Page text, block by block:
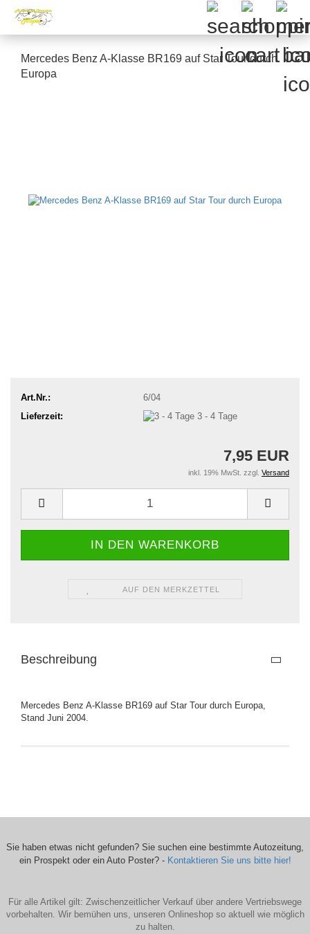
Mercedes Benz A-Klasse BR169 auf Star Tour durch
Europa
Art.Nr.:
6/04
Lieferzeit:
3 - 4 Tage
7,95 EUR
inkl. 19% MwSt. zzgl. Versand
AUF DEN MERKZETTEL
Beschreibung
Mercedes Benz A-Klasse BR169 auf Star Tour durch Europa,
Stand Juni 2004.
Sie haben etwas nicht gefunden? Sie suchen eine bestimmte Autozeitung,
ein Prospekt oder ein Auto Poster? - Kontaktieren Sie uns bitte hier!
Für alle Artikel gilt: Zwischenzeitlicher Verkauf über andere Vertriebswege
vorbehalten. Wir bemühen uns, unseren Onlineshop so aktuell wie möglich
zu halten.